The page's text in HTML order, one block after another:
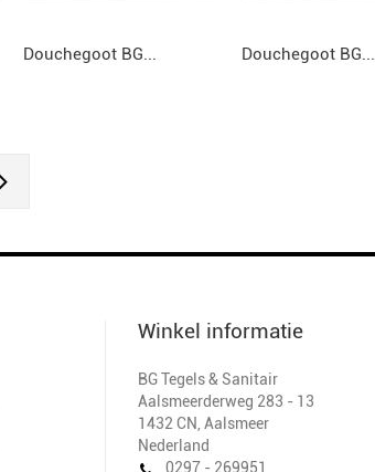
Douchegoot BG... Douchegoot BG...
Winkel informatie
BG Tegels & Sanitair
Aalsmeerderweg 283 - 13
1432 CN Aalsmeer
Nederland
0297 - 269951